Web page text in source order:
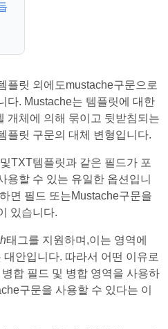
플릿 외에도mustache구문으로
다. Mustache는 템플릿에 대한
개체에 의해 묶이고 뒷받침되는
플릿 구문의 대체 변형입니다.
TXT템플릿과 같은 필드가 포
용할 수 있는 유일한 옵션입니
면 필드 또는Mustache구문을
있습니다.
태그를 지원하며,이는 영역에
안입니다. 따라서 어떤 이유로
합 필드 및 병합 영역을 사용하
구문을 사용할 수 있다는 이